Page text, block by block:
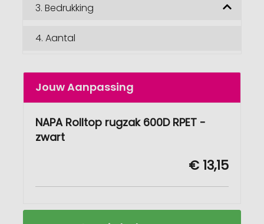
3. Bedrukking
4. Aantal
Jouw Aanpassing
NAPA Rolltop rugzak 600D RPET -
zwart
€ 13,15
NAPA
Op